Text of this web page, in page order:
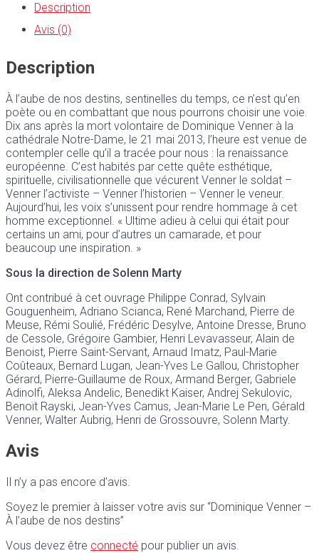
Description
Avis (0)
Description
À l’aube de nos destins, sentinelles du temps, ce n’est qu’en
poète ou en combattant que nous pourrons choisir une voie.
Dix ans après la mort volontaire de Dominique Venner à la
cathédrale Notre-Dame, le 21 mai 2013, l’heure est venue de
contempler celle qu’il a tracée pour nous : la renaissance
européenne. C’est habités par cette quête esthétique,
spirituelle, civilisationnelle que vécurent Venner le soldat –
Venner l’activiste – Venner l’historien – Venner le veneur.
Aujourd’hui, les voix s’unissent pour rendre hommage à cet
homme exceptionnel. « Ultime adieu à celui qui était pour
certains un ami, pour d’autres un camarade, et pour
beaucoup une inspiration. »
Sous la direction de Solenn Marty
Ont contribué à cet ouvrage Philippe Conrad, Sylvain
Gouguenheim, Adriano Scianca, René Marchand, Pierre de
Meuse, Rémi Soulié, Frédéric Desylve, Antoine Dresse, Bruno
de Cessole, Grégoire Gambier, Henri Levavasseur, Alain de
Benoist, Pierre Saint-Servant, Arnaud Imatz, Paul-Marie
Coûteaux, Bernard Lugan, Jean-Yves Le Gallou, Christopher
Gérard, Pierre-Guillaume de Roux, Armand Berger, Gabriele
Adinolfi, Aleksa Andelic, Benedikt Kaiser, Andrej Sekulovic,
Benoït Rayski, Jean-Yves Camus, Jean-Marie Le Pen, Gérald
Venner, Walter Aubrig, Henri de Grossouvre, Solenn Marty.
Avis
Il n’y a pas encore d’avis.
Soyez le premier à laisser votre avis sur “Dominique Venner –
À l’aube de nos destins”
Vous devez être connecté pour publier un avis.